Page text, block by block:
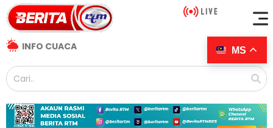
INFO CUACA MS